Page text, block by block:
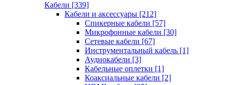
Кабели [339]
Кабели и аксессуары [212]
Спикерные кабели [57]
Микрофонные кабели [30]
Сетевые кабели [67]
Инструментальный кабель [1]
Аудиокабели [3]
Кабельные оплетки [1]
Коаксиальные кабели [2]